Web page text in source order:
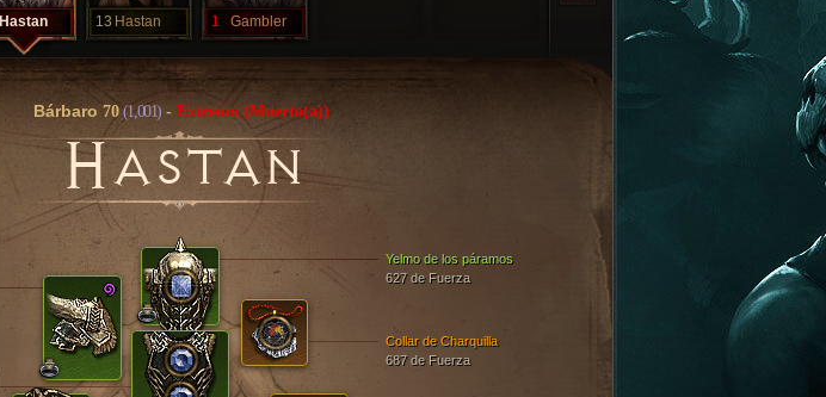
Hastan 13 Hastan 1 Gambler
Bárbaro 70 (1,001) - Extremo (Muerto(a))
HASTAN
Yelmo de los páramos
627 de Fuerza
Collar de Charquilla
687 de Fuerza